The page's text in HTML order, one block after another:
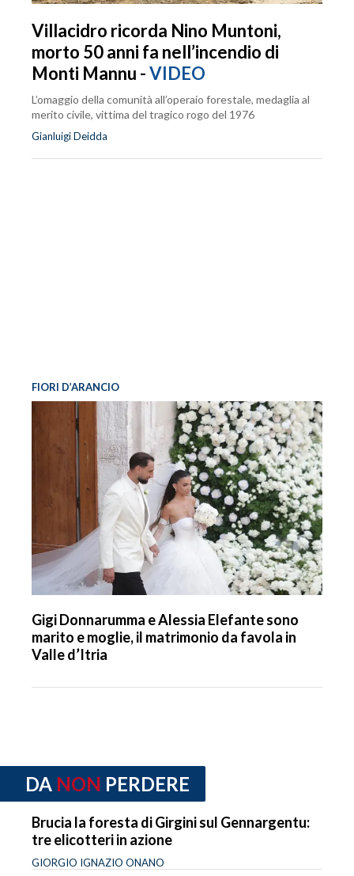
Villacidro ricorda Nino Muntoni,
morto 50 anni fa nell’incendio di
Monti Mannu -VIDEO
L’omaggio della comunità all’operaio forestale, medaglia al
merito civile, vittima del tragico rogo del 1976
Gianluigi Deidda
FIORI D’ARANCIO
Gigi Donnarumma e Alessia Elefante sono
marito e moglie, il matrimonio da favola in
Valle d’Itria
DA NON PERDERE
Brucia la foresta di Girgini sul Gennargentu:
tre elicotteri in azione
GIORGIO IGNAZIO ONANO